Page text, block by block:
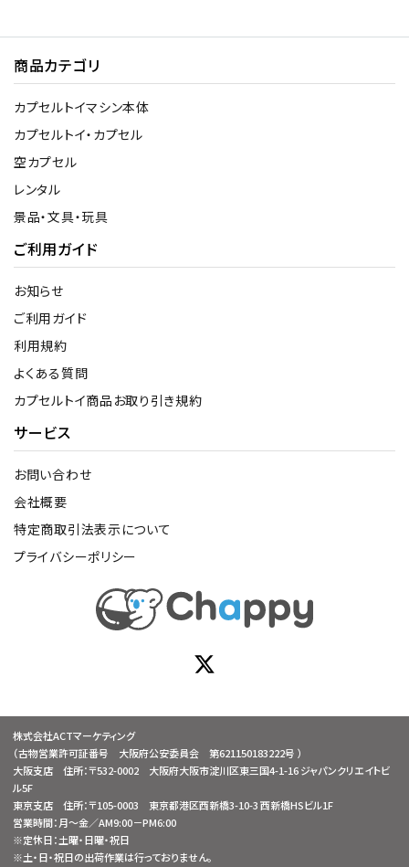
商品カテゴリ
カプセルトイマシン本体
カプセルトイ・カプセル
空カプセル
レンタル
景品・文具・玩具
ご利用ガイド
お知らせ
ご利用ガイド
利用規約
よくある質問
カプセルトイ商品お取り引き規約
サービス
お問い合わせ
会社概要
特定商取引法表示について
プライバシーポリシー
株式会社ACTマーケティング
（古物営業許可証番号 大阪府公安委員会 第621150183222号 ）
大阪支店 住所：〒532-0002 大阪府大阪市淀川区東三国4-1-16 ジャパンクリエイトビ
ル5F
東京支店 住所：〒105-0003 東京都港区西新橋3-10-3 西新橋HSビル1F
営業時間：月～金／AM9:00－PM6:00
※定休日：土曜・日曜・祝日
※土・日・祝日の出荷作業は行っておりません。